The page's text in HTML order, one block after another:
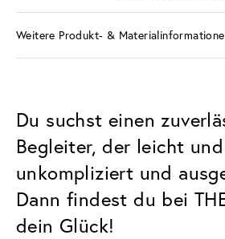
Weitere Produkt- &
Du suchst einen
Begleiter, der leicht
unkompliziert und
Dann findest du bei
dein Glück!